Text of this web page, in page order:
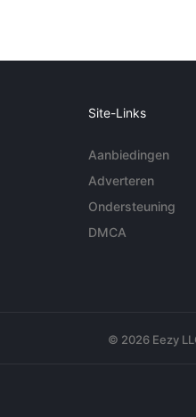
Site-Links
Aanbiedingen
Adverteren
Ondersteuning
DMCA
© 2026 Eezy